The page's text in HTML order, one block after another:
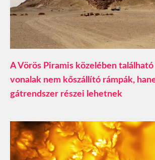
A Vörös Piramis közelében
vonalak nem kőszállító rámpák,
gátrendszer részei lehetnek